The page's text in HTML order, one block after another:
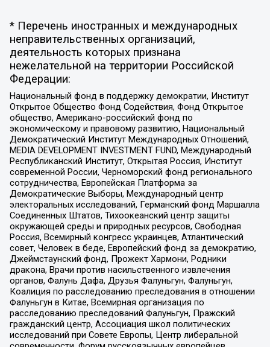
* Перечень иностранных и международных
неправительственных организаций,
деятельность которых признана
нежелательной на территории Российской
Федерации:
Национальный фонд в поддержку демократии, Институт
Открытое Общество Фонд Содействия, Фонд Открытое
общество, Американо-российский фонд по
экономическому и правовому развитию, Национальный
Демократический Институт Международных Отношений,
MEDIA DEVELOPMENT INVESTMENT FUND, Международный
Республиканский Институт, Открытая Россия, Институт
современной России, Черноморский фонд регионального
сотрудничества, Европейская Платформа за
Демократические Выборы, Международный центр
электоральных исследований, Германский фонд Маршалла
Соединенных Штатов, Тихоокеанский центр защиты
окружающей среды и природных ресурсов, Свободная
Россия, Всемирный конгресс украинцев, Атлантический
совет, Человек в беде, Европейский фонд за демократию,
Джеймстаунский фонд, Прожект Хармони, Родники
дракона, Врачи против насильственного извлечения
органов, Фалунь Дафа, Друзья Фалуньгун, Фалуньгун,
Коалиция по расследованию преследования в отношении
Фалуньгун в Китае, Всемирная организация по
расследованию преследований Фалуньгун, Пражский
гражданский центр, Ассоциация школ политических
исследований при Совете Европы, Центр либеральной